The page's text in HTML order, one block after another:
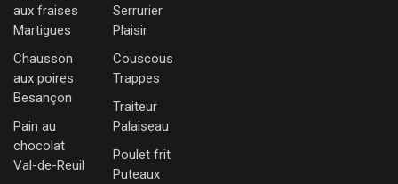
aux fraises
Martigues
Chausson
aux poires
Besançon
Pain au
chocolat
Val-de-Reuil
Serrurier
Plaisir
Couscous
Trappes
Traiteur
Palaiseau
Poulet frit
Puteaux